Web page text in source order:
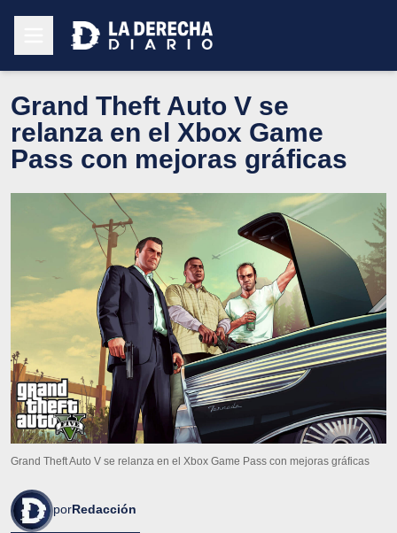
Grand Theft Auto V se
relanza en el Xbox Game
Pass con mejoras gráficas
Grand Theft Auto V se relanza en el Xbox Game Pass con mejoras gráficas
porRedacción